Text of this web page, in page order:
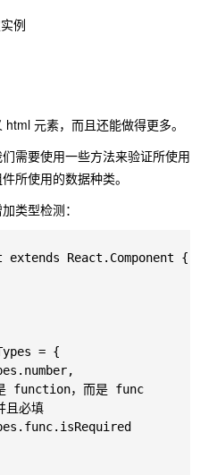
例
元素，而且还能做得更多。
需要使用一些方法来验证所使用
所使用的数据种类。
类型检测：
extends React.Component {
= {
function，而是 func
且必填